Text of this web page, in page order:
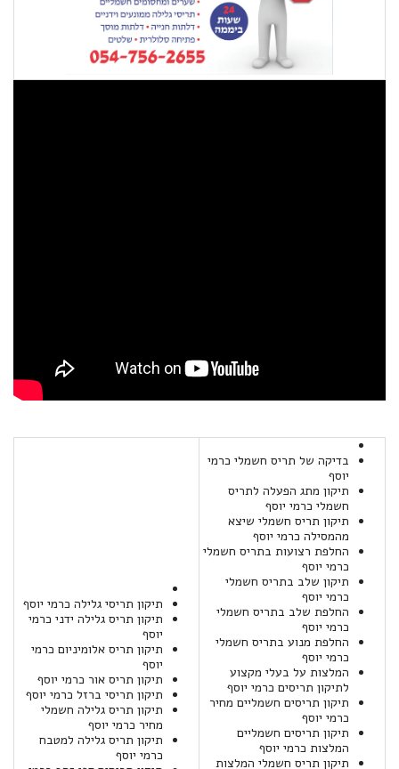
בדיקה של תריס חשמלי כרמי
יוסף
תיקון מתג הפעלה לתריס
חשמלי כרמי יוסף
תיקון תריס חשמלי שיצא
מהמסילה כרמי יוסף
החלפת רצועות בתריס חשמלי
כרמי יוסף
תיקון שלב בתריס חשמלי
כרמי יוסף
החלפת שלב בתריס חשמלי
כרמי יוסף
החלפת מנוע בתריס חשמלי
כרמי יוסף
המלצות על בעלי מקצוע
לתיקון תריסים כרמי יוסף
תיקון תריסים חשמליים מחיר
כרמי יוסף
תיקון תריסים חשמליים
המלצות כרמי יוסף
תיקון תריס חשמלי המלצות
תיקון תריסי גלילה כרמי יוסף
תיקון תריס גלילה ידני כרמי
יוסף
תיקון תריס אלומיניום כרמי
יוסף
תיקון תריס אור כרמי יוסף
תיקון תריסי ברזל כרמי יוסף
תיקון תריס גלילה חשמלי
מחיר כרמי יוסף
תיקון תריס גלילה למטבח
כרמי יוסף